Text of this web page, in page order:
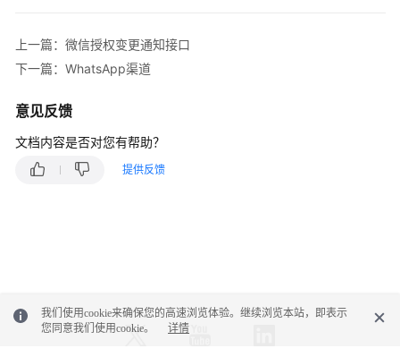
监
类
口
参
口
参
上一篇：微信授权变更通知接口
下一篇：WhatsApp渠道
意见反馈
文档内容是否对您有帮助？
提供反馈
我们使用cookie来确保您的高速浏览体验。继续浏览本站，即表示
您同意我们使用cookie。
详情